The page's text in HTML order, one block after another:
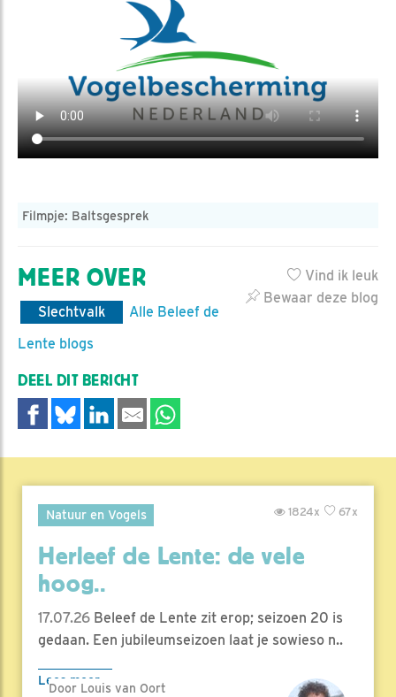
Filmpje: Baltsgesprek
Vind ik leuk
Bewaar deze blog
MEER OVER
Slechtvalk
Alle Beleef de
Lente blogs
DEEL DIT BERICHT
Natuur en Vogels 67x
1824x
Herleef de Lente: de vele
hoog..
17.07.26 Beleef de Lente zit erop; seizoen 20 is
gedaan. Een jubileumseizoen laat je sowieso n..
Lees meer
Door Louis van Oort